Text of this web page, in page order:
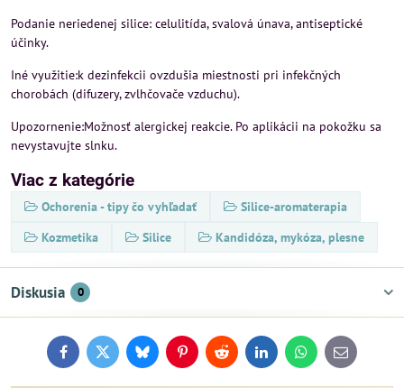
Podanie neriedenej silice: celulitída, svalová únava, antiseptické
účinky.
Iné využitie:k dezinfekcii ovzdušia miestnosti pri infekčných
chorobách (difuzery, zvlhčovače vzduchu).
Upozornenie:Možnosť alergickej reakcie. Po aplikácii na pokožku sa
nevystavujte slnku.
Viac z kategórie
Ochorenia - tipy čo vyhľadať
Silice-aromaterapia
Kozmetika
Silice Kandidóza, mykóza, plesne
Diskusia 0
FacebookTwitterBlueskyPinterestReddit LinkedInWhatsApp
E-
mail